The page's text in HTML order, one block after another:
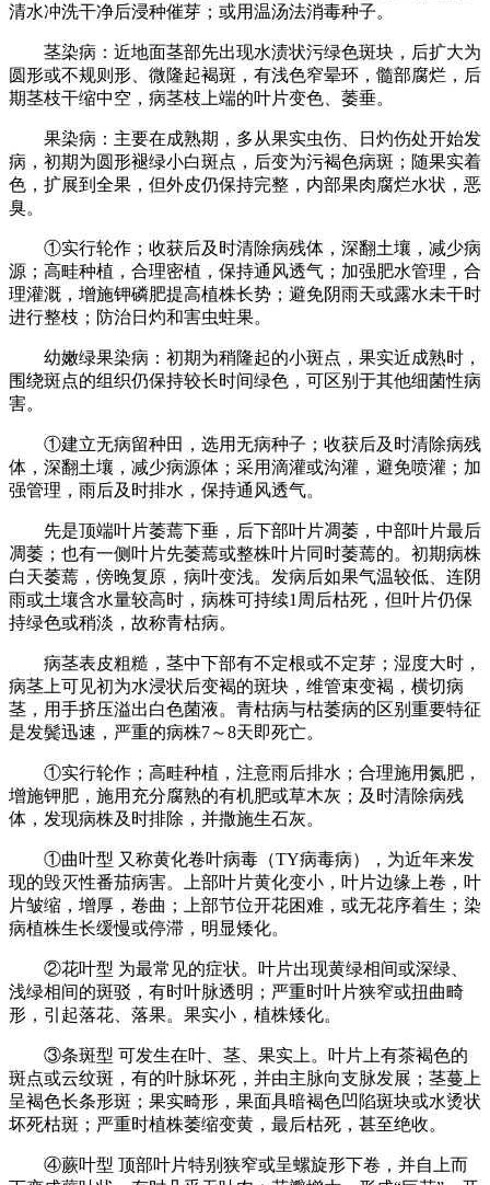
清水冲洗干净后浸种催芽；或用温汤法消毒种子。
茎染病：近地面茎部先出现水渍状污绿色斑块，后扩大为
圆形或不规则形、微隆起褐斑，有浅色窄晕环，髓部腐烂，后
期茎枝干缩中空，病茎枝上端的叶片变色、萎垂。
果染病：主要在成熟期，多从果实虫伤、日灼伤处开始发
病，初期为圆形褪绿小白斑点，后变为污褐色病斑；随果实着
色，扩展到全果，但外皮仍保持完整，内部果肉腐烂水状，恶
臭。
①实行轮作；收获后及时清除病残体，深翻土壤，减少病
源；高畦种植，合理密植，保持通风透气；加强肥水管理，合
理灌溉，增施钾磷肥提高植株长势；避免阴雨天或露水未干时
进行整枝；防治日灼和害虫蛀果。
幼嫩绿果染病：初期为稍隆起的小斑点，果实近成熟时，
围绕斑点的组织仍保持较长时间绿色，可区别于其他细菌性病
害。
①建立无病留种田，选用无病种子；收获后及时清除病残
体，深翻土壤，减少病源体；采用滴灌或沟灌，避免喷灌；加
强管理，雨后及时排水，保持通风透气。
先是顶端叶片萎蔫下垂，后下部叶片凋萎，中部叶片最后
凋萎；也有一侧叶片先萎蔫或整株叶片同时萎蔫的。初期病株
白天萎蔫，傍晚复原，病叶变浅。发病后如果气温较低、连阴
雨或土壤含水量较高时，病株可持续1周后枯死，但叶片仍保
持绿色或稍淡，故称青枯病。
病茎表皮粗糙，茎中下部有不定根或不定芽；湿度大时，
病茎上可见初为水浸状后变褐的斑块，维管束变褐，横切病
茎，用手挤压溢出白色菌液。青枯病与枯萎病的区别重要特征
是发鬓迅速，严重的病株7～8天即死亡。
①实行轮作；高畦种植，注意雨后排水；合理施用氮肥，
增施钾肥，施用充分腐熟的有机肥或草木灰；及时清除病残
体，发现病株及时排除，并撒施生石灰。
①曲叶型 又称黄化卷叶病毒（TY病毒病），为近年来发
现的毁灭性番茄病害。上部叶片黄化变小，叶片边缘上卷，叶
片皱缩，增厚，卷曲；上部节位开花困难，或无花序着生；染
病植株生长缓慢或停滞，明显矮化。
②花叶型 为最常见的症状。叶片出现黄绿相间或深绿、
浅绿相间的斑驳，有时叶脉透明；严重时叶片狭窄或扭曲畸
形，引起落花、落果。果实小，植株矮化。
③条斑型 可发生在叶、茎、果实上。叶片上有茶褐色的
斑点或云纹斑，有的叶脉坏死，并由主脉向支脉发展；茎蔓上
呈褐色长条形斑；果实畸形，果面具暗褐色凹陷斑块或水烫状
坏死枯斑；严重时植株萎缩变黄，最后枯死，甚至绝收。
④蕨叶型 顶部叶片特别狭窄或呈螺旋形下卷，并自上而